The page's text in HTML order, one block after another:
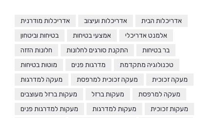
אדריכלות הבית אדריכלות ועיצוב
אדריכלות מודרנית
אלמנט אדריכלי
אמצעי בטיחות
בטיחות וביטחון
בר בטיחות
התקנת סורגים לחלונות
חלונות הזזה
טכנולוגיה מתקדמת
מדרגות פנים
מוטות בטיחות
מעקה זכוכית
מעקה זכוכית למרפסת
מעקה למדרגות
מעקה למרפסת
מעקות ברזל
מעקות ברזל מעוצבים
מעקות זכוכית
מעקות למדרגות
מעקות למדרגות פנים